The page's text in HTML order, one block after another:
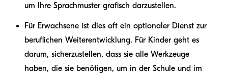
um Ihre Sprachmuster grafisch darzustellen.
Für Erwachsene ist dies oft ein optionaler Dienst zur
beruflichen Weiterentwicklung. Für Kinder geht es
darum, sicherzustellen, dass sie alle Werkzeuge
haben, die sie benötigen, um in der Schule und im